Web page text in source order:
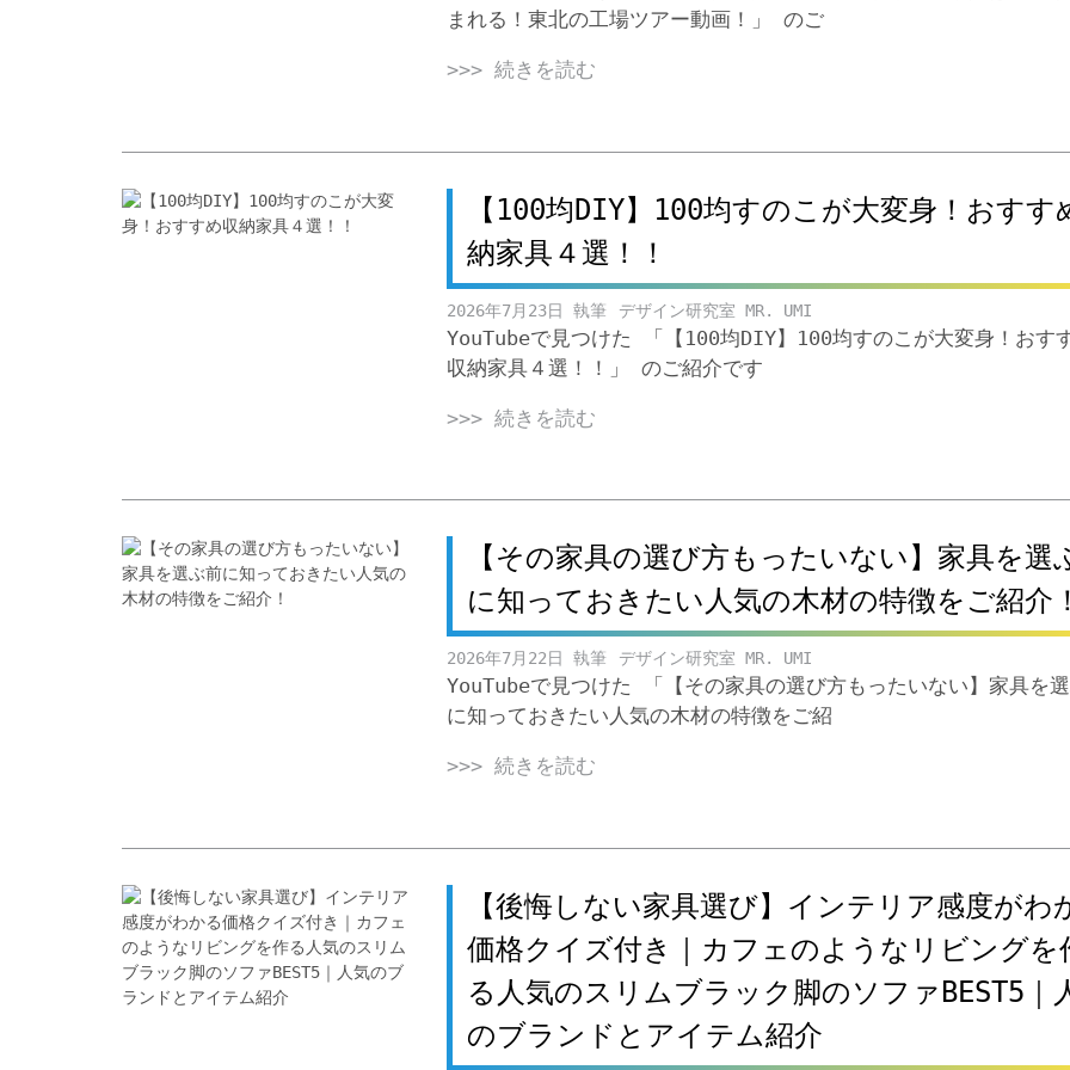
まれる！東北の工場ツアー動画！」 のご
>>> 続きを読む
【100均DIY】100均すのこが大変身！おすす
納家具４選！！
2026年7月23日 デザイン研究室 MR. UMI
YouTubeで見つけた 「【100均DIY】100均すのこが大変身！おす
収納家具４選！！」 のご紹介です
>>> 続きを読む
【その家具の選び方もったいない】家具を選
に知っておきたい人気の木材の特徴をご紹介！
2026年7月22日 デザイン研究室 MR. UMI
YouTubeで見つけた 「【その家具の選び方もったいない】家具を
に知っておきたい人気の木材の特徴をご紹
>>> 続きを読む
【後悔しない家具選び】インテリア感度がわ
価格クイズ付き｜カフェのようなリビングを
る人気のスリムブラック脚のソファBEST5｜
のブランドとアイテム紹介